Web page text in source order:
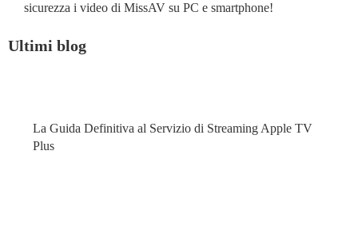
sicurezza i video di MissAV su PC e smartphone!
Ultimi blog
La Guida Definitiva al Servizio di Streaming Apple TV
Plus